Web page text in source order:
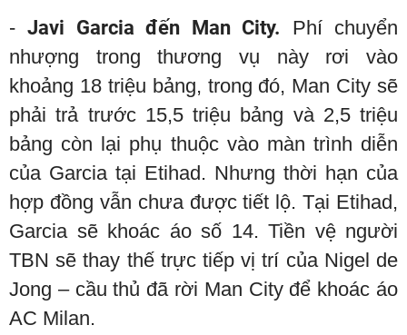
-Javi Garcia đến Man City. Phí chuyển
nhượng trong thương vụ này rơi vào
khoảng 18 triệu bảng, trong đó, Man City sẽ
phải trả trước 15,5 triệu bảng và 2,5 triệu
bảng còn lại phụ thuộc vào màn trình diễn
của Garcia tại Etihad. Nhưng thời hạn của
hợp đồng vẫn chưa được tiết lộ. Tại Etihad,
Garcia sẽ khoác áo số 14. Tiền vệ người
TBN sẽ thay thế trực tiếp vị trí của Nigel de
Jong – cầu thủ đã rời Man City để khoác áo
AC Milan.